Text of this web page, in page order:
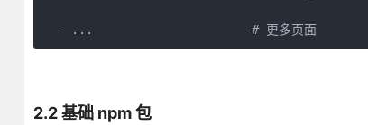
  - ...                      # 更多页面
2.2 基础 npm 包